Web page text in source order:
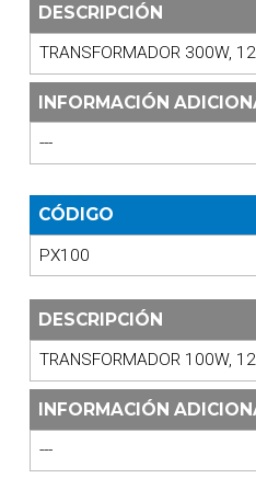
DESCRIPCIÓN
TRANSFORMADOR 300W,
INFORMACIÓN
---
CÓDIGO
PX100
DESCRIPCIÓN
TRANSFORMADOR 100W,
INFORMACIÓN
---